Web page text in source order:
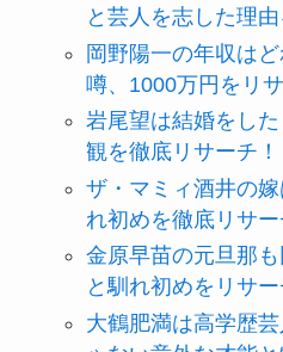
と芸人を志した理由
岡野陽一の年収は
噂、1000万円をリ
岩尾望は結婚をし
観を徹底リサーチ！
ザ・マミィ酒井の
れ初めを徹底リサー
金原早苗の元旦那
と馴れ初めをリサー
大鶴肥満は高学歴